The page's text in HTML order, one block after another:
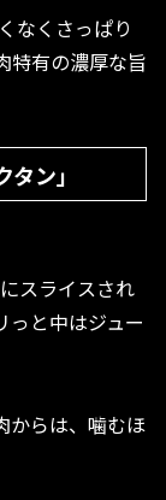
なくさっぱり
特有の濃厚な旨
ン」
スライスされ
っと中はジュー
からは、噛むほ